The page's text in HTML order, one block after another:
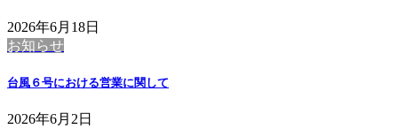
2026年6月18日
お知らせ
台風６号における営業に関して
2026年6月2日